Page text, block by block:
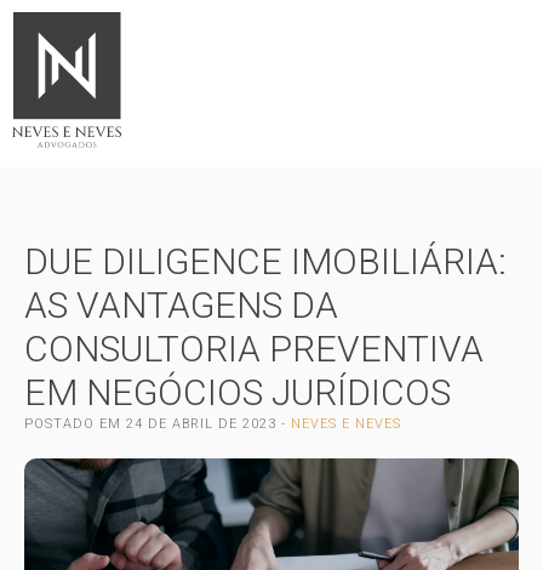
DUE DILIGENCE IMOBILIÁRIA:
AS VANTAGENS DA
CONSULTORIA PREVENTIVA
EM NEGÓCIOS JURÍDICOS
POSTADO EM 24 DE ABRIL DE 2023 - NEVES E NEVES